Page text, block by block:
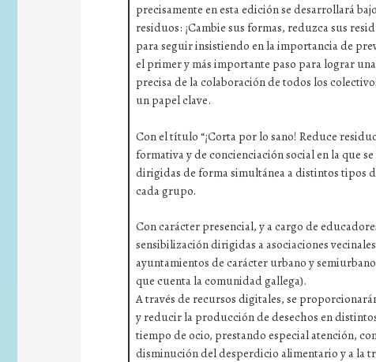
precisamente en esta edición se desarrollará
residuos: ¡Cambie sus formas, reduzca sus
para seguir insistiendo en la importancia de
el primer y más importante paso para lograr
precisa de la colaboración de todos los
un papel clave.
Con el título “¡Corta por lo sano! Reduce
formativa y de concienciación social en la que
dirigidas de forma simultánea a distintos tipos
cada grupo.
Con carácter presencial, y a cargo de
sensibilización dirigidas a asociaciones
ayuntamientos de carácter urbano y
que cuenta la comunidad gallega).
A través de recursos digitales, se
y reducir la producción de desechos en
tiempo de ocio, prestando especial atención,
disminución del desperdicio alimentario y a la